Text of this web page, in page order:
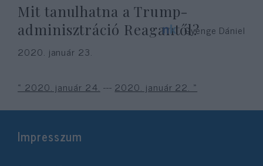
Mit tanulhatna a Trump-
adminisztráció Reagantől?Gyenge Dániel
2020. január 23.
« 2020. január 24. --- 2020. január 22. »
Impresszum